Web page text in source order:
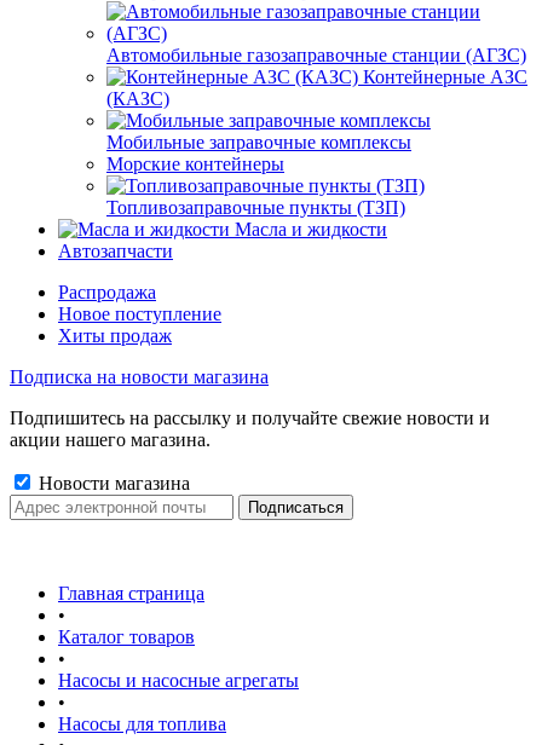
Автомобильные газозаправочные станции (АГЗС)
Контейнерные АЗС
(КАЗС)
Мобильные заправочные комплексы
Морские контейнеры
Топливозаправочные пункты (ТЗП)
Масла и жидкости
Автозапчасти
Распродажа
Новое поступление
Хиты продаж
Подписка на новости магазина
Подпишитесь на рассылку и получайте свежие новости и
акции нашего магазина.
Новости магазина
Главная страница
•
Каталог товаров
•
Насосы и насосные агрегаты
•
Насосы для топлива